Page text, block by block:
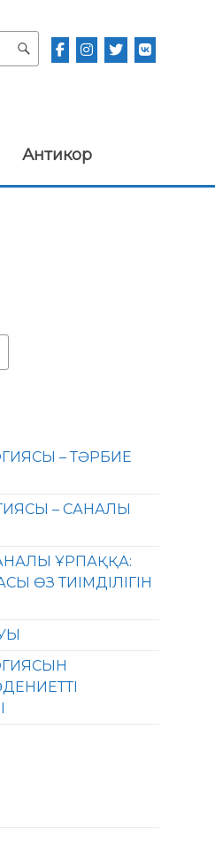
Антикор
– ТӘРБИЕ
– САНАЛЫ
ҰРПАҚҚА:
ӨЗ ТИІМДІЛІГІН